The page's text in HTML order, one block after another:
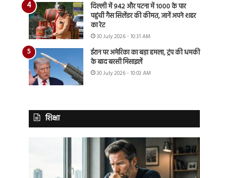
दिल्ली में 942 और पटना में 1000 के पार
पहुंची गैस सिलेंडर की कीमत, जानें अपने शहर
का रेट
30 July 2026 - 10:31 AM
ईरान पर अमेरिका का बड़ा हमला, ट्रंप की धमकी
के बाद बरसी मिसाइलें
30 July 2026 - 10:03 AM
शिक्षा